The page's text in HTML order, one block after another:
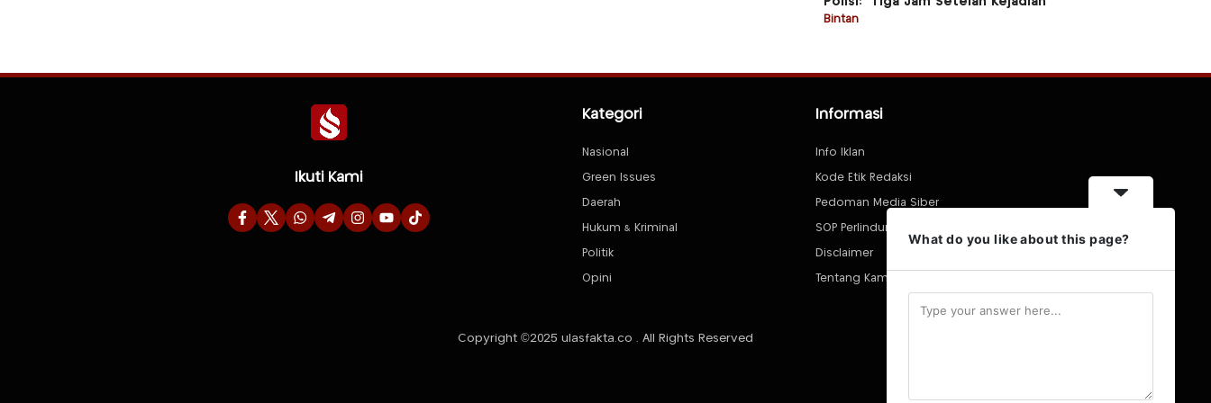
Bintan
Ikuti Kami
Kategori
Nasional
Green Issues
Daerah
Hukum & Kriminal
Politik
Opini
Informasi
Info Iklan
Kode Etik Redaksi
Pedoman Media Siber
SOP Perlindungan Wartawan
Disclaimer
Tentang Kami
Copyright ©2025 ulasfakta.co . All Rights Reserved
What do you like about this page?